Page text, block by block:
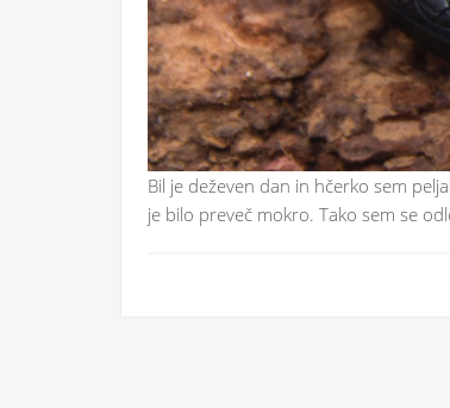
Bil je deževen dan in hčerko sem
je bilo preveč mokro. Tako sem se